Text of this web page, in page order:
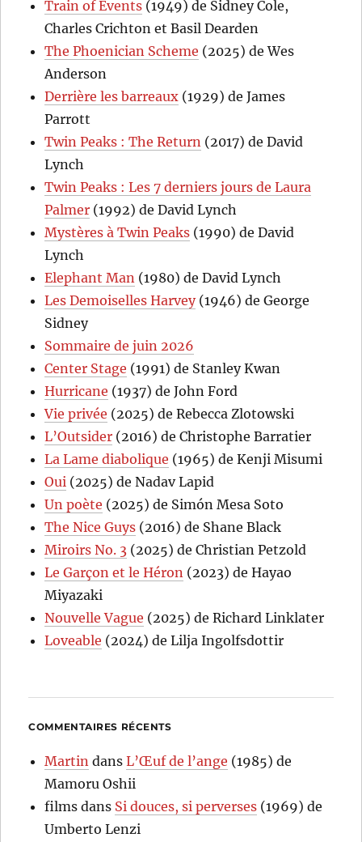
Train of Events (1949) de Sidney Cole,
Charles Crichton et Basil Dearden
The Phoenician Scheme (2025) de Wes
Anderson
Derrière les barreaux (1929) de James
Parrott
Twin Peaks : The Return (2017) de David
Lynch
Twin Peaks : Les 7 derniers jours de Laura
Palmer (1992) de David Lynch
Mystères à Twin Peaks (1990) de David
Lynch
Elephant Man (1980) de David Lynch
Les Demoiselles Harvey(1946) de George
Sidney
Sommaire de juin 2026
Center Stage (1991) de Stanley Kwan
Hurricane (1937) de John Ford
Vie privée (2025) de Rebecca Zlotowski
L’Outsider (2016) de Christophe Barratier
La Lame diabolique (1965) de Kenji Misumi
Oui (2025) de Nadav Lapid
Un poète (2025) de Simón Mesa Soto
The Nice Guys (2016) de Shane Black
Miroirs No. 3 (2025) de Christian Petzold
Le Garçon et le Héron (2023) de Hayao
Miyazaki
Nouvelle Vague (2025) de Richard Linklater
Loveable (2024) de Lilja Ingolfsdottir
COMMENTAIRES RÉCENTS
Martin dansL’Œuf de l’ange (1985) de
Mamoru Oshii
films dans Si douces, si perverses (1969) de
Umberto Lenzi